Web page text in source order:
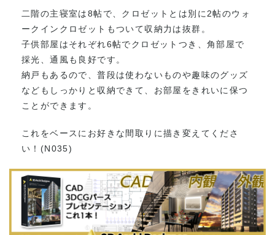
二階の主寝室は8帖で、クロゼットとは別に2帖のウォ
ークインクロゼットもついて収納力は抜群。
子供部屋はそれぞれ6帖でクロゼットつき、角部屋で
採光、通風も良好です。
納戸もあるので、普段は使わないものや趣味のグッズ
などもしっかりと収納できて、お部屋をきれいに保つ
ことができます。
これをベースにお好きな間取りに描き変えてくださ
い！(N035)